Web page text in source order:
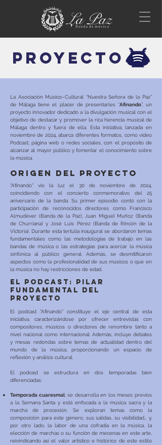
PROYECTO
La Asociación Músico–Cultural “Nuestra Señora de la Paz”
de Málaga tiene el placer de presentarles “Afinando”, un
proyecto innovador dedicado a la divulgación musical con el
objetivo de destacar y promover la rica herencia musical de
Málaga dentro y fuera de ella. Esta iniciativa, lanzada en
noviembre de 2024, abarca diferentes formatos, como video
Podcast, página web o redes sociales, con el propósito de
alcanzar al mayor público y fomentar el conocimiento sobre
la música.
origen del proyecto
“Afinando” vio la luz el 30 de noviembre de 2024,
coincidiendo con el concierto conmemorativo del 25
aniversario de la banda. Su primer episodio contó con la
participación de reconocidos directores como Francisco
Almudéver (Banda de la Paz), Juan Miguel Muñoz (Banda
de Churriana) y José Luis Pérez (Banda de Rincón de la
Victoria). Durante esta tertulia inaugural se abordaron temas
fundamentales como las metodologías de trabajo en las
bandas de música o las estrategias para acercar la música
sinfónica al público general. Además, se desmitificaron
aspectos como la profesionalidad de sus músicos o que en
la música no hay restricciones de edad.
El podcast: pilar
fundamental del
proyecto
El podcast “Afinando” constituye el eje central de esta
iniciativa, caracterizándose por ofrecer entrevistas con
compositores, músicos o directores de renombre tanto a
nivel nacional como internacional. Además, incluye debates
y mesas redondas sobre temas de actualidad dentro del
mundo de la música, proporcionando un espacio de
reflexión y análisis cultural.
El podcast se estructura en dos temporadas bien
diferenciadas:
Temporada cuaresmal: se desarrolla en los meses previos
a la Semana Santa y está enfocada a la música sacra y la
marcha de procesión. Se exploran temas como la
composición para este género, sus salidas, su visibilidad… y,
por otro lado, la labor de una cofradía en la música, la
elección de marchas o su función de mecenas en este arte,
reivindicando así el valor artístico e histórico de este estilo